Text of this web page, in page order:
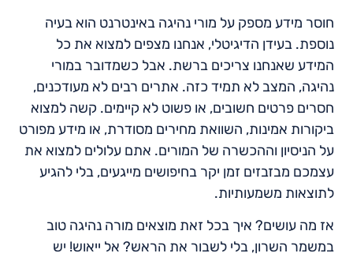
חוסר מידע מספק על מורי נהיגה באינטרנט הוא בעיה
נוספת. בעידן הדיגיטלי, אנחנו מצפים למצוא את כל
המידע שאנחנו צריכים ברשת. אבל כשמדובר במורי
נהיגה, המצב לא תמיד כזה. אתרים רבים לא מעודכנים,
חסרים פרטים חשובים, או פשוט לא קיימים. קשה למצוא
ביקורות אמינות, השוואת מחירים מסודרת, או מידע מפורט
על הניסיון וההכשרה של המורים. אתם עלולים למצוא את
עצמכם מבזבזים זמן יקר בחיפושים מייגעים, בלי להגיע
לתוצאות משמעותיות.
אז מה עושים? איך בכל זאת מוצאים מורה נהיגה טוב
במשמר השרון, בלי לשבור את הראש? אל ייאוש! יש